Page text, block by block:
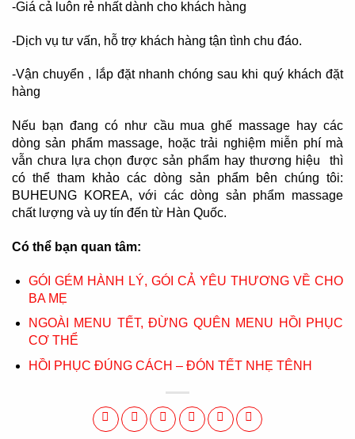
-Giá cả luôn rẻ nhất dành cho khách hàng
-Dịch vụ tư vấn, hỗ trợ khách hàng tận tình chu đáo.
-Vận chuyển , lắp đặt nhanh chóng sau khi quý khách đặt
hàng
Nếu bạn đang có như cầu mua ghế massage hay các
dòng sản phẩm massage, hoặc trải nghiệm miễn phí mà
vẫn chưa lựa chọn được sản phẩm hay thương hiệu thì
có thể tham khảo các dòng sản phẩm bên chúng tôi:
BUHEUNG KOREA, với các dòng sản phẩm massage
chất lượng và uy tín đến từ Hàn Quốc.
Có thể bạn quan tâm:
GÓI GÉM HÀNH LÝ, GÓI CẢ YÊU THƯƠNG VỀ CHO
BA MẸ
NGOÀI MENU TẾT, ĐỪNG QUÊN MENU HỒI PHỤC
CƠ THỂ
HỒI PHỤC ĐÚNG CÁCH – ĐÓN TẾT NHẸ TÊNH